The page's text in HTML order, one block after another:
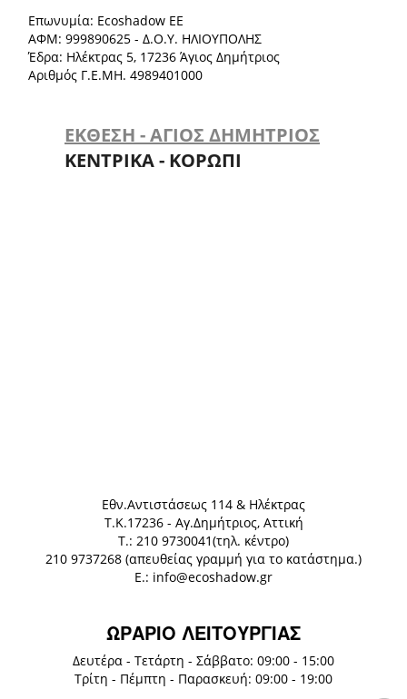
Επωνυμία: Ecoshadow ΕΕ
ΑΦΜ: 999890625 - Δ.Ο.Υ. ΗΛΙΟΥΠΟΛΗΣ
Έδρα: Ηλέκτρας 5, 17236 Άγιος Δημήτριος
Αριθμός Γ.Ε.ΜΗ. 4989401000
ΕΚΘΕΣΗ - ΑΓΙΟΣ ΔΗΜΗΤΡΙΟΣ
ΚΕΝΤΡΙΚΑ - ΚΟΡΩΠΙ
Eθν.Αντιστάσεως 114 & Ηλέκτρας
Τ.Κ.17236 - Αγ.Δημήτριος, Αττική
Τ.: 210 9730041(τηλ. κέντρο)
210 9737268 (απευθείας γραμμή για το κατάστημα.)
E.: info@ecoshadow.gr
ΩΡΑΡΙΟ ΛΕΙΤΟΥΡΓΙΑΣ
Δευτέρα - Τετάρτη - Σάββατο: 09:00 - 15:00
Τρίτη - Πέμπτη - Παρασκευή: 09:00 - 19:00